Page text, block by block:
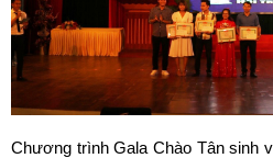
Chương trình Gala Chào Tân sinh